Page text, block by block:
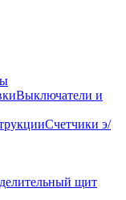
Выключатели и
Счетчики э/
щит